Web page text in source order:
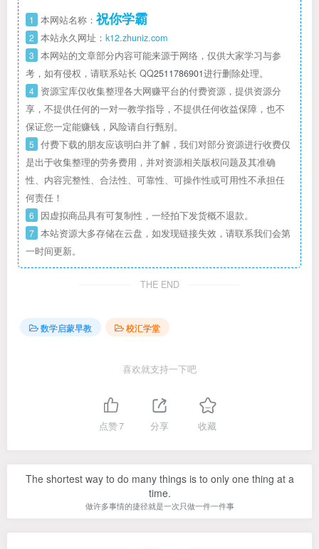
1 本网站名称： 祝你学霸
2 本站永久网址： k12.zhuniz.com
3 本网站的文章部分内容可能来源于网络，仅供大家学习与参
考，如有侵权，请联系站长 QQ2511786901进行删除处理。
4 资源宝库仅收集整理各大网赚平台的付费资源，提供资源分
享，不提供任何的一对一教学指导，不提供任何收益保障，也不
保证您一定能赚钱，风险请自行甄别。
5 付费下载的朋友应该明白并了解，我们对部分资源进行收费仅
是出于收集整理的劳务费用，并对资源相关版权问题及其准确
性、内容完整性、合法性、可靠性、可操作性或可用性不承担任
何责任！
6 因虚拟商品具有可复制性，一经拍下发货概不退款。
7 本站资源大多存储在云盘，如发现链接失效，请联系我们会第
一时间更新。
THE END
数学启蒙早教 校汇学堂
喜欢就支持一下吧
点赞7 分享 收藏
The shortest way to do many things is to only one thing at a
time.
做许多事情的捷径就是一次只做一件一件事